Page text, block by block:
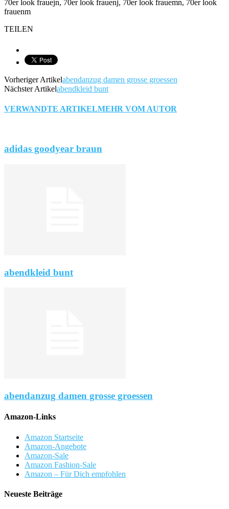
70er look frauejn, 70er look frauenj, 70er look frauemn, 70er look
frauenm
TEILEN
Vorheriger Artikelabendanzug damen grosse groessen
Nächster Artikelabendkleid bunt
VERWANDTE ARTIKELMEHR VOM AUTOR
adidas goodyear braun
abendkleid bunt
abendanzug damen grosse groessen
Amazon-Links
Amazon Startseite
Amazon-Angebote
Amazon-Sale
Amazon Fashion-Sale
Amazon – Für Dich empfohlen
Neueste Beiträge